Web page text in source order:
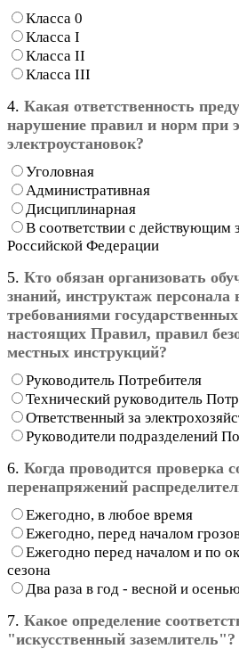
Класса 0
Класса I
Класса II
Класса III
4. Какая ответственность
нарушение правил и норм при
электроустановок?
Уголовная
Административная
Дисциплинарная
В соответствии с действующим
Российской Федерации
5. Кто обязан организовать
знаний, инструктаж персонала
требованиями
настоящих Правил, правил
местных инструкций?
Руководитель Потребителя
Технический руководитель
Ответственный за
Руководители подразделений
6. Когда проводится проверка
перенапряжений
Ежегодно, в любое время
Ежегодно, перед началом
Ежегодно перед началом и по
сезона
Два раза в год - весной и осенью
7. Какое определение
"искусственный заземлитель"?